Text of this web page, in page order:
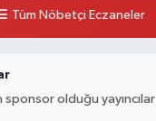
Tüm Nöbetçi Eczaneler
sponsor olduğu yayıncılar